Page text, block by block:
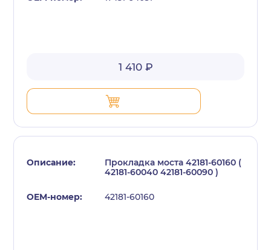
1 410 ₽
Прокладка моста 42181-60160 (
42181-60040 42181-60090 )
42181-60160